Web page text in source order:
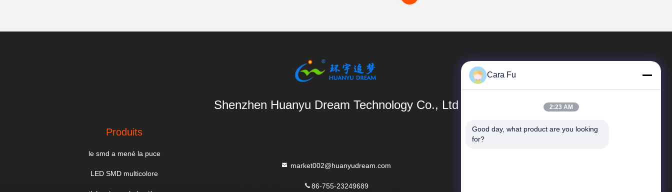
Shenzhen Huanyu Dream Technology Co., Ltd
Produits
le smd a mené la puce
LED SMD multicolore
market002@huanyudream.com
86-755-23249689
Liens Rapides
Cara Fu
2:23 AM
Good day, what product are you looking
for?